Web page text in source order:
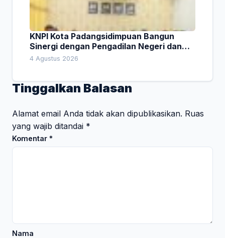
KNPI Kota Padangsidimpuan Bangun
Sinergi dengan Pengadilan Negeri dan
DPRD
4 Agustus 2026
Tinggalkan Balasan
Alamat email Anda tidak akan dipublikasikan. Ruas
yang wajib ditandai *
Komentar *
Nama